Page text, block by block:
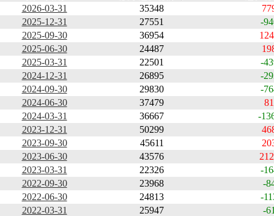
2026-03-31
35348
2025-12-31
27551
-
2025-09-30
36954
2025-06-30
24487
2025-03-31
22501
-
2024-12-31
26895
-
2024-09-30
29830
-
2024-06-30
37479
2024-03-31
36667
-
2023-12-31
50299
2023-09-30
45611
2023-06-30
43576
2023-03-31
22326
-
2022-09-30
23968
-
2022-06-30
24813
-
2022-03-31
25947
-